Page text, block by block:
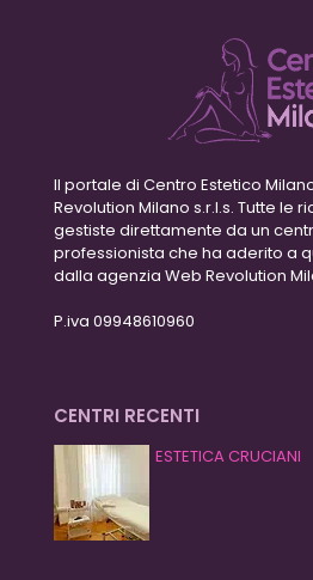
Il portale di Centro Estetico
Revolution Milano s.r.l.s. Tutte le
gestiste direttamente da un
professionista che ha aderito a
dalla agenzia Web Revolution
P.iva 09948610960
CENTRI RECENTI
ESTETICA CRUCIANI